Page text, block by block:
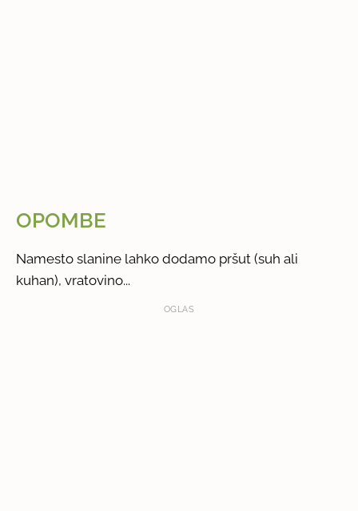
OPOMBE
Namesto slanine lahko dodamo pršut (suh ali
kuhan), vratovino...
OGLAS